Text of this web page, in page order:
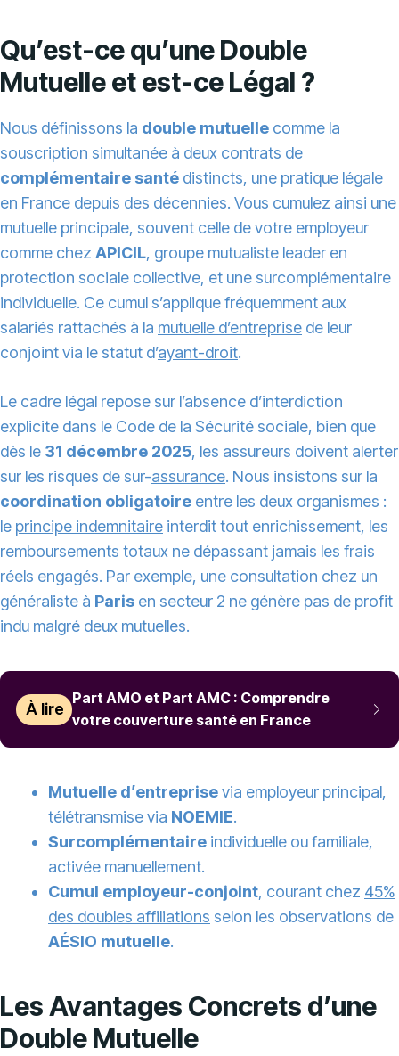
Qu’est-ce qu’une Double
Mutuelle et est-ce Légal ?
Nous définissons la double mutuelle comme la
souscription simultanée à deux contrats de
complémentaire santé distincts, une pratique légale
en France depuis des décennies. Vous cumulez ainsi une
mutuelle principale, souvent celle de votre employeur
comme chez APICIL, groupe mutualiste leader en
protection sociale collective, et une surcomplémentaire
individuelle. Ce cumul s’applique fréquemment aux
salariés rattachés à la mutuelle d’entreprise de leur
conjoint via le statut d’ayant-droit.
Le cadre légal repose sur l’absence d’interdiction
explicite dans le Code de la Sécurité sociale, bien que
dès le 31 décembre 2025, les assureurs doivent alerter
sur les risques de sur-assurance. Nous insistons sur la
coordination obligatoire entre les deux organismes :
le principe indemnitaire interdit tout enrichissement, les
remboursements totaux ne dépassant jamais les frais
réels engagés. Par exemple, une consultation chez un
généraliste à Paris en secteur 2 ne génère pas de profit
indu malgré deux mutuelles.
À lire
Part AMO et Part AMC : Comprendre
votre couverture santé en France
Mutuelle d’entreprisevia employeur principal,
télétransmise via NOEMIE.
Surcomplémentaire individuelle ou familiale,
activée manuellement.
Cumul employeur-conjoint, courant chez 45%
des doubles affiliations selon les observations de
AÉSIO mutuelle.
Les Avantages Concrets d’une
Double Mutuelle